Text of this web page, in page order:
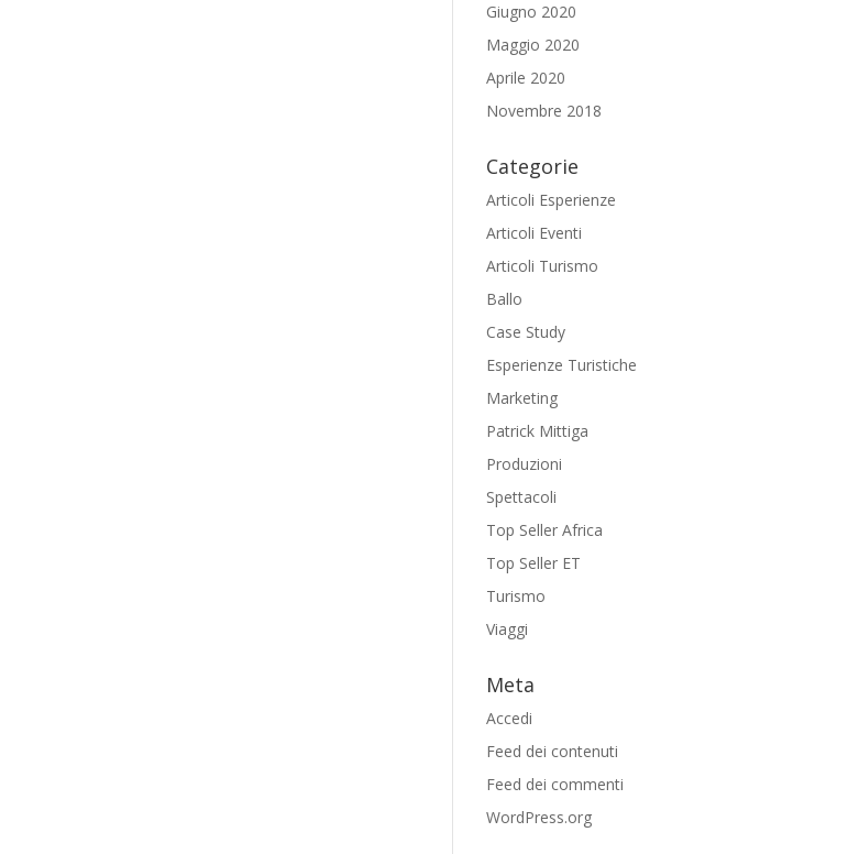
Giugno 2020
Maggio 2020
Aprile 2020
Novembre 2018
Categorie
Articoli Esperienze
Articoli Eventi
Articoli Turismo
Ballo
Case Study
Esperienze Turistiche
Marketing
Patrick Mittiga
Produzioni
Spettacoli
Top Seller Africa
Top Seller ET
Turismo
Viaggi
Meta
Accedi
Feed dei contenuti
Feed dei commenti
WordPress.org